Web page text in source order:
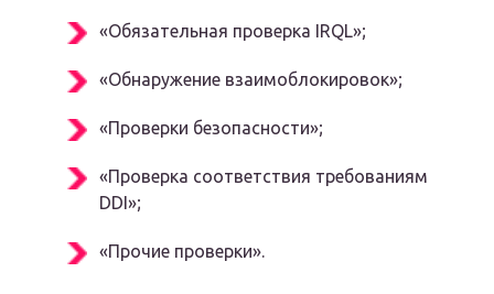
«Обязательная проверка IRQL»;
«Обнаружение взаимоблокировок»;
«Проверки безопасности»;
«Проверка соответствия требованиям
DDI»;
«Прочие проверки».